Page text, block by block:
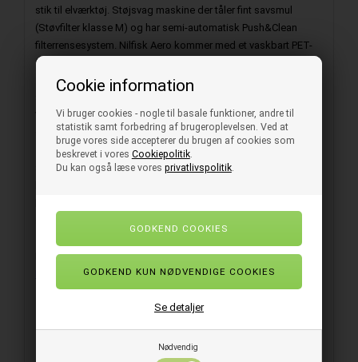
Cookie information
Vi bruger cookies - nogle til basale funktioner, andre til
statistik samt forbedring af brugeroplevelsen. Ved at
bruge vores side accepterer du brugen af cookies som
beskrevet i vores Cookiepolitik.
Du kan også læse vores privatlivspolitik.
Nødvendig
Se detaljer
stik til elværktøj. Støjsvag maskine der tåler fint savsmul
(Støvfilter klasse M) og har semi-automatisk Push&Clean
filterrensesystem. Nilfisk Aero kommer med et vaskbart PET-
fleece filter med en filtreringsevne på minimum 99,9%.
Værktøjet tilsluttes støvsugeren vha. stikket på fronten af
støvsugeren.
Støvsugeren er fremstillet i ergonomisk design og har stabile
Pas på lungerne og læs om de forkellige filter klasser her:
Nilfisk.com
Der medfølger (tilbehør Ø36 mm):
Sugeslange med rørbøjning 2,5 mtr.